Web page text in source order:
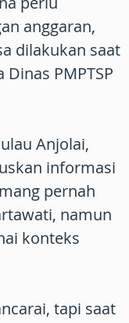
anggaran,
dilakukan saat
PMPTSP
Anjolai,
informasi
pernah
namun
konteks
tapi saat